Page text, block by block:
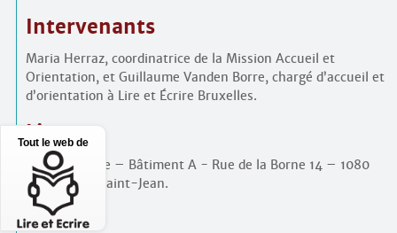
Intervenants
Maria Herraz, coordinatrice de la Mission Accueil et
Orientation, et Guillaume Vanden Borre, chargé d’accueil et
d’orientation à Lire et Écrire Bruxelles.
Lieu
Crystal Palace – Bâtiment A - Rue de la Borne 14 – 1080
Molenbeek-Saint-Jean.
Horaire
Tout le web de